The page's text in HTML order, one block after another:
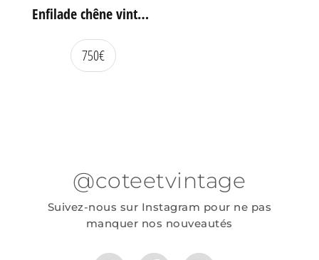
Enfilade chêne vintage portes coulissantes
750€
@coteetvintage
Suivez-nous sur Instagram pour ne pas
manquer nos nouveautés